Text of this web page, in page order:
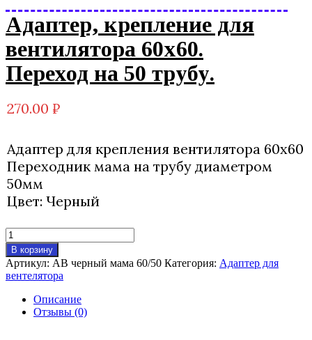
Адаптер, крепление для
вентилятора 60х60.
Переход на 50 трубу.
270.00 ₽
Адаптер для крепления вентилятора 60х60
Переходник мама на трубу диаметром
50мм
Цвет: Черный
Количество
товара
Адаптер,
крепление
для
вентилятора
60х60.
Переход
В корзину
Артикул: АВ черный мама 60/50 Категория: Адаптер для
вентелятора
Описание
Отзывы (0)